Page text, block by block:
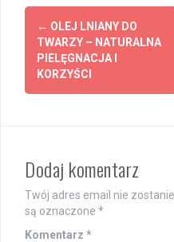
Post
navigation
← OLEJ LNIANY DO
TWARZY – NATURALNA
PIELĘGNACJA I
KORZYŚCI
Dodaj komentarz
Twój adres email nie
są oznaczone *
Komentarz *